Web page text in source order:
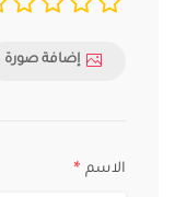
إضافة صورة
الاسم *